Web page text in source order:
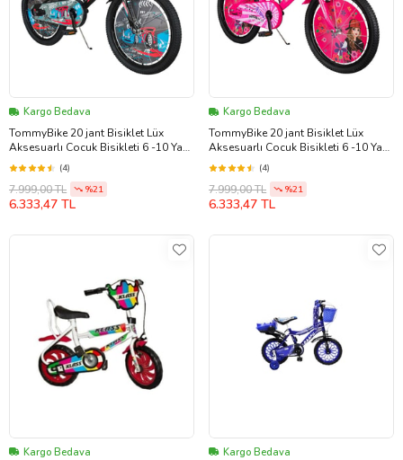
Kargo Bedava
TommyBike 20 jant Bisiklet Lüx
Aksesuarlı Cocuk Bisikleti 6 -10 Yaş
(Mavi)
(4)
7.999,00 TL %21
6.333,47 TL
Kargo Bedava
TommyBike 20 jant Bisiklet Lüx
Aksesuarlı Cocuk Bisikleti 6 -10 Yaş
(Pembe)
(4)
7.999,00 TL %21
6.333,47 TL
Kargo Bedava Kargo Bedava